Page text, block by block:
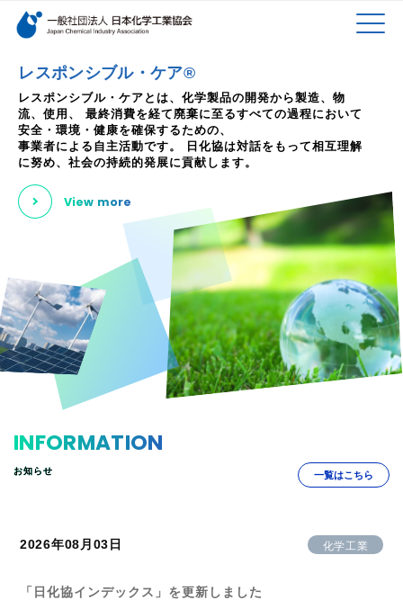
検索キーワード
レスポンシブル・ケア®
レスポンシブル・ケアとは、化学製品の開発から製造、物
流、使用、
最終消費を経て廃棄に至るすべての過程において
安全・環境・健康を確保するための、
事業者による自主活動です。
日化協は対話をもって相互理解
に努め、社会の持続的発展に貢献します。
View more
INFORMATION
お知らせ 一覧はこちら
2026年08月03日 化学工業
「日化協インデックス」を更新しました